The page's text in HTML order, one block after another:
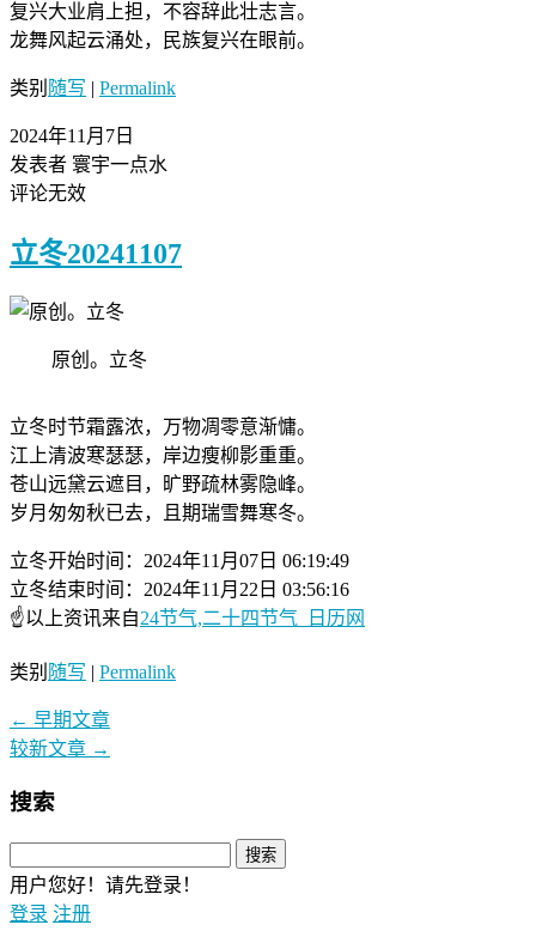
复兴大业肩上担，不容辞此壮志言。
龙舞风起云涌处，民族复兴在眼前。
类别 随写 | Permalink
2024年11月7日
发表者 寰宇一点水
评论无效
立冬20241107
原创。立冬
立冬时节霜露浓，万物凋零意渐慵。
江上清波寒瑟瑟，岸边瘦柳影重重。
苍山远黛云遮目，旷野疏林雾隐峰。
岁月匆匆秋已去，且期瑞雪舞寒冬。
立冬开始时间：2024年11月07日 06:19:49
立冬结束时间：2024年11月22日 03:56:16
☝以上资讯来自24节气,二十四节气_日历网
类别 随写 | Permalink
← 早期文章
较新文章 →
搜索
用户您好！请先登录！
登录 注册